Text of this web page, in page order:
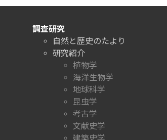
調査研究
自然と歴史のたより
研究紹介
植物学
海洋生物学
地球科学
昆虫学
考古学
文献史学